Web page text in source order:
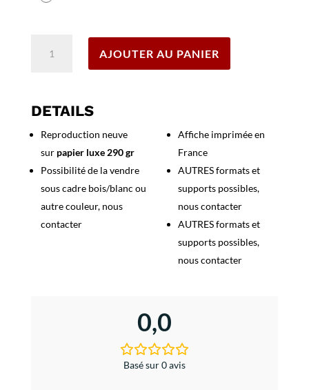
les
AJOUTER AU PANIER
DETAILS
Reproduction neuve
sur papier luxe 290 gr
Possibilité de la vendre
sous cadre bois/blanc ou
autre couleur, nous
contacter
Affiche imprimée en
France
AUTRES formats et
supports possibles,
nous contacter
AUTRES formats et
supports possibles,
nous contacter
0,0
Basé sur 0 avis